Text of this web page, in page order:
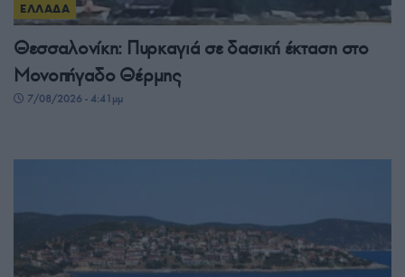
ΕΛΛΑΔΑ
Θεσσαλονίκη: Πυρκαγιά σε δασική έκταση στο
Μονοπήγαδο Θέρμης
7/08/2026 - 4:41μμ